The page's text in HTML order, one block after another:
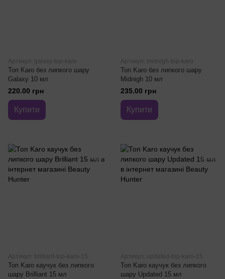
Артикул: galaxy-top-karo
Топ Karo без липкого шару
Galaxy 10 мл
220.00 грн
Купити
Артикул: midnigh-top-karo
Топ Karo без липкого шару
Midnigh 10 мл
235.00 грн
Купити
Артикул: brilliant-top-karo-15
Топ Karo каучук без липкого
шару Brilliant 15 мл
Артикул: updeted-top-karo-15
Топ Karo каучук без липкого
шару Updated 15 мл